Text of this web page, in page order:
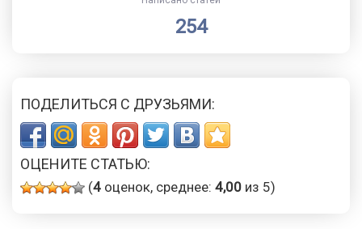
254
ПОДЕЛИТЬСЯ С ДРУЗЬЯМИ:
ОЦЕНИТЕ СТАТЬЮ:
(4 оценок, среднее: 4,00 из 5)